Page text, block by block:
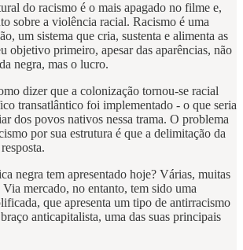
do racismo é o mais apagado no filme e,
sobre a violência racial. Racismo é uma
um sistema que cria, sustenta e alimenta as
objetivo primeiro, apesar das aparências, não
negra, mas o lucro.
dizer que a colonização tornou-se racial
transatlântico foi implementado - o que seria
dos povos nativos nessa trama. O problema
por sua estrutura é que a delimitação da
negra tem apresentado hoje? Várias, muitas
mercado, no entanto, tem sido uma
que apresenta um tipo de antirracismo
anticapitalista, uma das suas principais